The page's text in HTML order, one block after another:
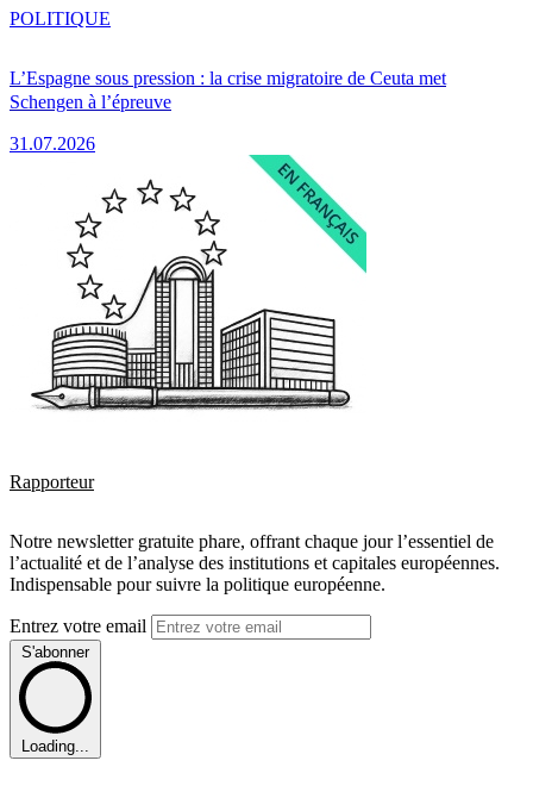
L’Espagne sous pression : la crise migratoire de Ceuta met
Schengen à l’épreuve
31.07.2026
POLITIQUE
Rapporteur
Notre newsletter gratuite phare, offrant chaque jour l’essentiel de
l’actualité et de l’analyse des institutions et capitales européennes.
Indispensable pour suivre la politique européenne.
Entrez votre email
S'abonner
Loading...